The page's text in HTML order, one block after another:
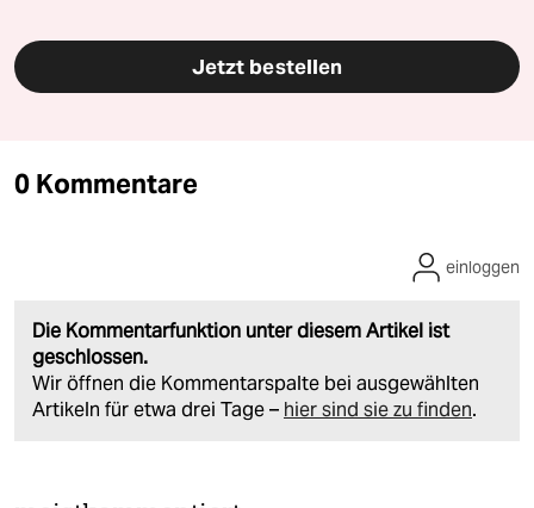
Jetzt bestellen
0 Kommentare
Die Kommentarfunktion unter diesem Artikel ist
geschlossen.
Wir öffnen die Kommentarspalte bei ausgewählten
Artikeln für etwa drei Tage – hier sind sie zu finden.
einloggen